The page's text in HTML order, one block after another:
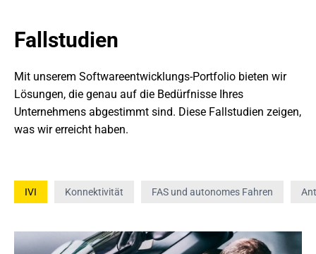
Fallstudien
Mit unserem Softwareentwicklungs-Portfolio bieten wir
Lösungen, die genau auf die Bedürfnisse Ihres
Unternehmens abgestimmt sind. Diese Fallstudien zeigen,
was wir erreicht haben.
IVI Konnektivität FAS und autonomes Fahren